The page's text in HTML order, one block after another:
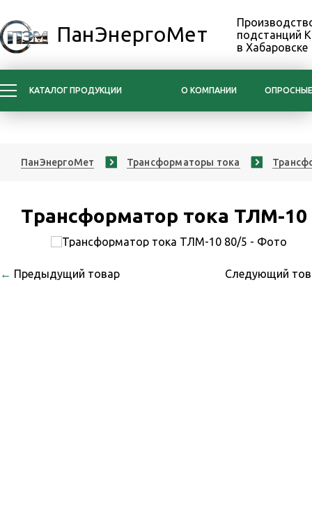
ПанЭнергоМет
подстанций
в Хабаровске
КАТАЛОГ ПРОДУКЦИИ О КОМПАНИИ
ПанЭнергоМет Трансформаторы тока
Трансформатор тока ТЛМ-10
← Предыдущий товар Следующий